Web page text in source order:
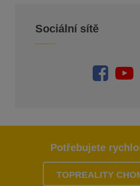
Sociální sítě
Potřebujete
TOPREALITY